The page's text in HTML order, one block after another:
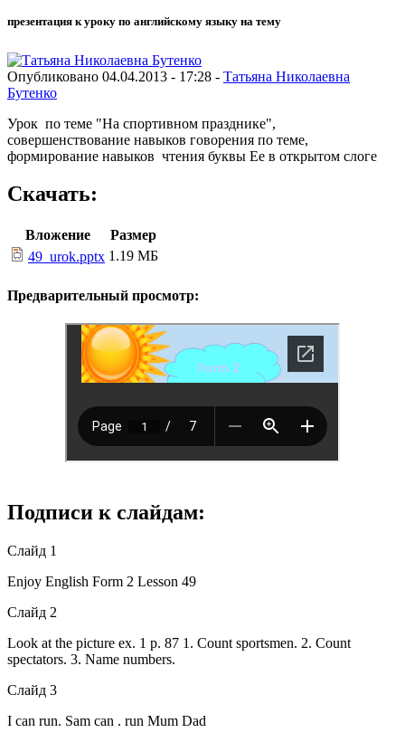
презентация к уроку по английскому языку на тему
Опубликовано 04.04.2013 - 17:28 - Татьяна Николаевна
Бутенко
Урок по теме "На спортивном празднике",
совершенствование навыков говорения по теме,
формирование навыков чтения буквы Ee в открытом слоге
Скачать:
Вложение
Размер
49_urok.pptx 1.19 МБ
Предварительный просмотр:
Подписи к слайдам:
Слайд 1
Enjoy English Form 2 Lesson 49
Слайд 2
Look at the picture ex. 1 p. 87 1. Count sportsmen. 2. Count
spectators. 3. Name numbers.
Слайд 3
I can run. Sam can . run Mum Dad